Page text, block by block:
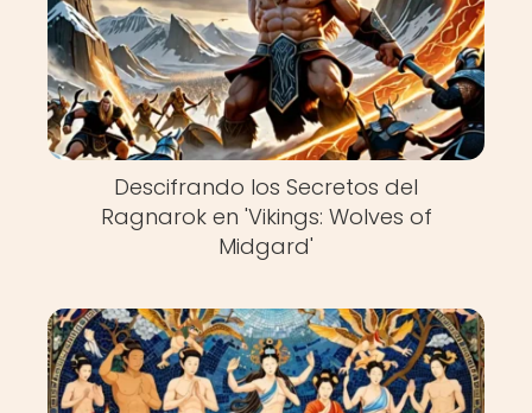
Descifrando los Secretos del
Ragnarok en 'Vikings: Wolves of
Midgard'